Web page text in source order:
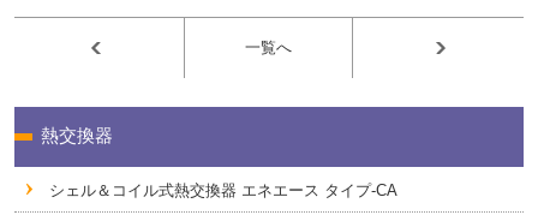
一覧へ
熱交換器
シェル＆コイル式熱交換器 エネエース タイプ-CA